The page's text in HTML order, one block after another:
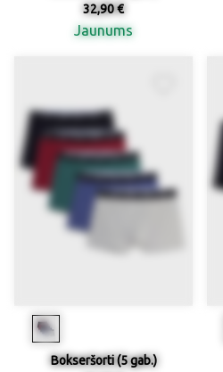
32,90 €
Jaunums
Bokseršorti (5 gab.)